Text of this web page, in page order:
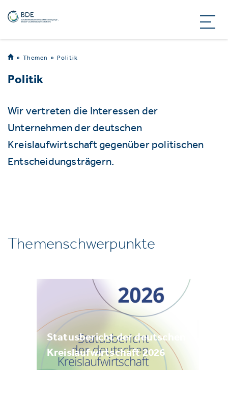
Themen Politik
Politik
Wir vertreten die Interessen der
Unternehmen der deutschen
Kreislaufwirtschaft gegenüber politischen
Entscheidungsträgern.
Themenschwerpunkte
Statusbericht der deutschen
Kreislaufwirtschaft 2026